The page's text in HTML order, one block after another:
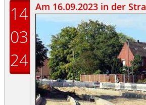
14
03
24
Am 16.09.2023 in der